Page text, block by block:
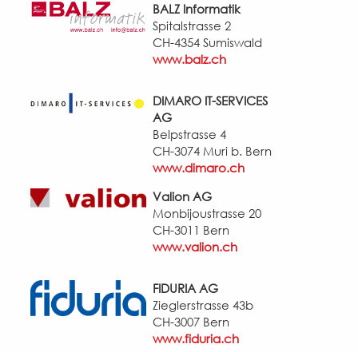
BALZ Informatik
Spitalstrasse 2
CH-4354 Sumiswald
www.balz.ch
DIMARO IT-SERVICES
AG
Belpstrasse 4
CH-3074 Muri b. Bern
www.dimaro.ch
Valion AG
Monbijoustrasse 20
CH-3011 Bern
www.valion.ch
FIDURIA AG
Zieglerstrasse 43b
CH-3007 Bern
www.fiduria.ch